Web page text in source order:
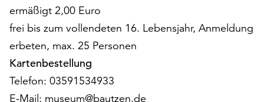
ermäßigt 2,00 Euro
frei bis zum vollendeten 16. Lebensjahr, Anmeldung
erbeten, max. 25 Personen
Kartenbestellung
Telefon: 03591534933
E-Mail: museum@bautzen.de